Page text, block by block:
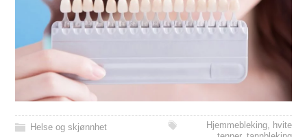
Helse og skjønnhet Hjemmebleking,
hvite